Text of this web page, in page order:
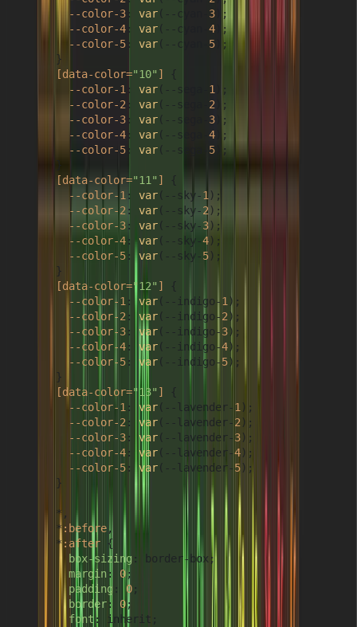
--color-3 : var(--cyan- 3 );
--color-4 : var(--cyan- 4 );
--color-5 : var(--cyan- 5 );
      }
[data-color="10" ]
{
--color-1 : var(--sega- 1 );
--color-2 : var(--sega- 2 );
--color-3 : var(--sega- 3 );
--color-4 : var(--sega- 4 );
--color-5 : var(--sega- 5 );
      }
[data-color="11" ]
{
--color-1: var(--sky-1);
--color-2: var(--sky-2);
--color-3: var(--sky-3);
--color-4 : var(--sky-4);
--color-5 : var(--sky-5);
      }
[data-color="12" ]
{
--color-1 : var(--indigo-1);
--color-2 : var(--indigo-2);
--color-3 : var(--indigo-3);
--color-4 : var(--indigo-4);
--color-5 : var(--indigo-5);
      }
[data-color="13" ]
{
--color-1 : var(--lavender-1);
--color-2 : var(--lavender-2);
--color-3 : var(--lavender-3);
--color-4 : var(--lavender-4);
--color-5 : var(--lavender-5);
      }
      *,
      *
:before,
      *
:after {
box-sizing : border-box;
margin: 0;
padding : 0 ;
border: 0;
font : inherit;